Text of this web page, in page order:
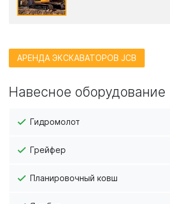
АРЕНДА ЭКСКАВАТОРОВ JCB
Навесное оборудование
Гидромолот
Грейфер
Планировочный ковш